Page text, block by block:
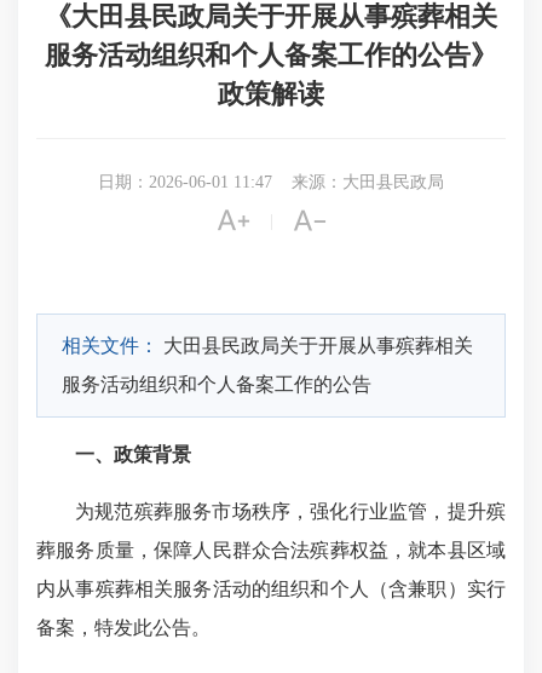
《大田县民政局关于开展从事殡葬相关
服务活动组织和个人备案工作的公告》
政策解读
日期：2026-06-01 11:47 来源：大田县民政局
 
相关文件：
大田县民政局关于开展从事殡葬相关
服务活动组织和个人备案工作的公告
一、政策背景
为规范殡葬服务市场秩序，强化行业监管，提升殡
葬服务质量，保障人民群众合法殡葬权益，就本县区域
内从事殡葬相关服务活动的组织和个人（含兼职）实行
备案，特发此公告。